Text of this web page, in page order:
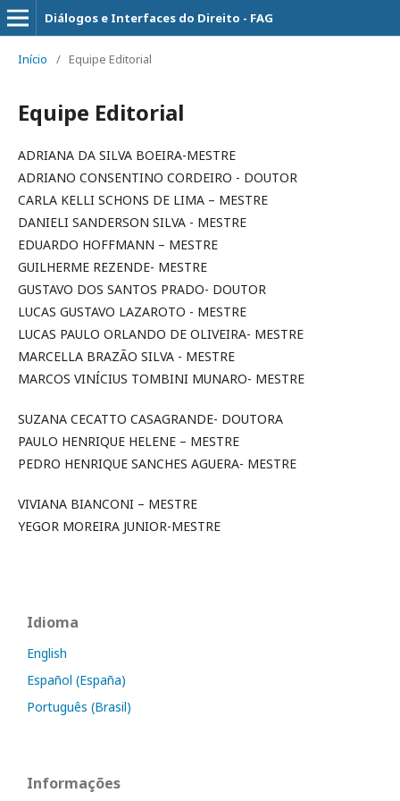
Diálogos e Interfaces do Direito - FAG
Início / Equipe Editorial
Equipe Editorial
ADRIANA DA SILVA BOEIRA-MESTRE
ADRIANO CONSENTINO CORDEIRO - DOUTOR
CARLA KELLI SCHONS DE LIMA – MESTRE
DANIELI SANDERSON SILVA - MESTRE
EDUARDO HOFFMANN – MESTRE
GUILHERME REZENDE- MESTRE
GUSTAVO DOS SANTOS PRADO- DOUTOR
LUCAS GUSTAVO LAZAROTO - MESTRE
LUCAS PAULO ORLANDO DE OLIVEIRA- MESTRE
MARCELLA BRAZÃO SILVA - MESTRE
MARCOS VINÍCIUS TOMBINI MUNARO- MESTRE
SUZANA CECATTO CASAGRANDE- DOUTORA
PAULO HENRIQUE HELENE – MESTRE
PEDRO HENRIQUE SANCHES AGUERA- MESTRE
VIVIANA BIANCONI – MESTRE
YEGOR MOREIRA JUNIOR-MESTRE
Idioma
English
Español (España)
Português (Brasil)
Informações